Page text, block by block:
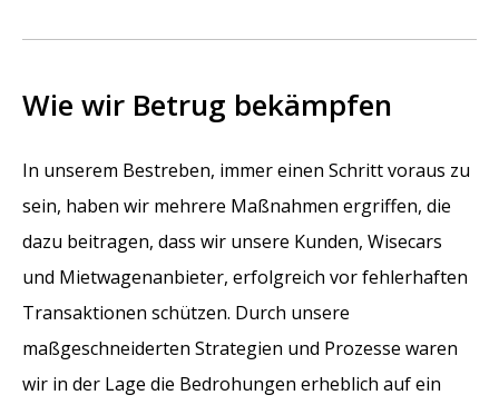
Wie wir Betrug bekämpfen
In unserem Bestreben, immer einen Schritt voraus zu
sein, haben wir mehrere Maßnahmen ergriffen, die
dazu beitragen, dass wir unsere Kunden, Wisecars
und Mietwagenanbieter, erfolgreich vor fehlerhaften
Transaktionen schützen. Durch unsere
maßgeschneiderten Strategien und Prozesse waren
wir in der Lage die Bedrohungen erheblich auf ein